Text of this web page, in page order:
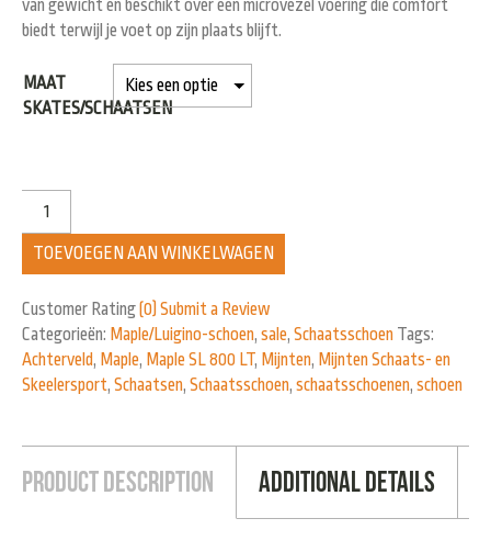
van gewicht en beschikt over een microvezel voering die comfort
biedt terwijl je voet op zijn plaats blijft.
MAAT
SKATES/SCHAATSEN
TOEVOEGEN AAN WINKELWAGEN
Customer Rating(0) Submit a Review
Categorieën: Maple/Luigino-schoen, sale, Schaatsschoen Tags:
Achterveld, Maple, Maple SL 800 LT, Mijnten, Mijnten Schaats- en
Skeelersport, Schaatsen, Schaatsschoen, schaatsschoenen, schoen
Product Description Additional Details